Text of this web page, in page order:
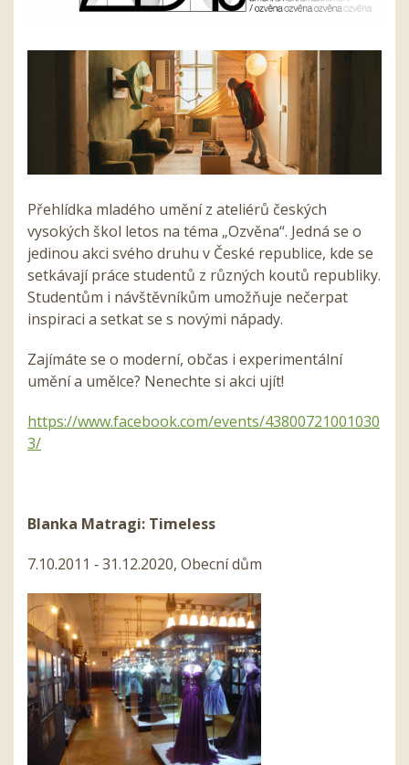
Přehlídka mladého umění z ateliérů českých
vysokých škol letos na téma „Ozvěna“. Jedná se o
jedinou akci svého druhu v České republice, kde se
setkávají práce studentů z různých koutů republiky.
Studentům i návštěvníkům umožňuje nečerpat
inspiraci a setkat se s novými nápady.
Zajímáte se o moderní, občas i experimentální
umění a umělce? Nenechte si akci ujít!
https://www.facebook.com/events/43800721001030
3/
Blanka Matragi: Timeless
7.10.2011 ‑ 31.12.2020, Obecní dům